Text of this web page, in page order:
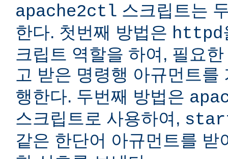
apache2ctl 스크립트는
한다. 첫번째 방법은 httpd
크립트 역할을 하여, 필요
고 받은 명령행 아규먼트
행한다. 두번째 방법은
스크립트로 사용하여,
같은 한단어 아규먼트를 받